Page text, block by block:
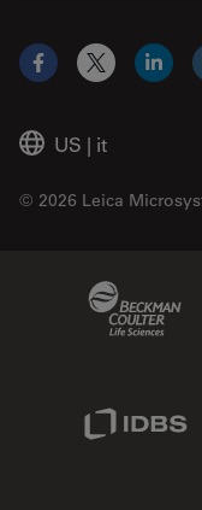
US | it
© 2026 Leica
Facebook
X